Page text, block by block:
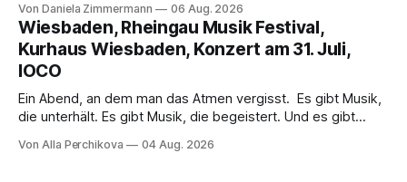
psychologische Tiefe mit starken Bildern, getragen von
einem spielfreudigen Ensemble und einer musikalisch
überzeugenden Gesamtleistung.
Von Daniela Zimmermann 06 Aug. 2026
Wiesbaden, Rheingau Musik Festival,
Kurhaus Wiesbaden, Konzert am 31. Juli,
IOCO
Ein Abend, an dem man das Atmen vergisst. Es gibt Musik,
die unterhält. Es gibt Musik, die begeistert. Und es gibt
Genau so war der Abend im Kurhaus Wiesbaden, an dem
Von Alla Perchikova 04 Aug. 2026